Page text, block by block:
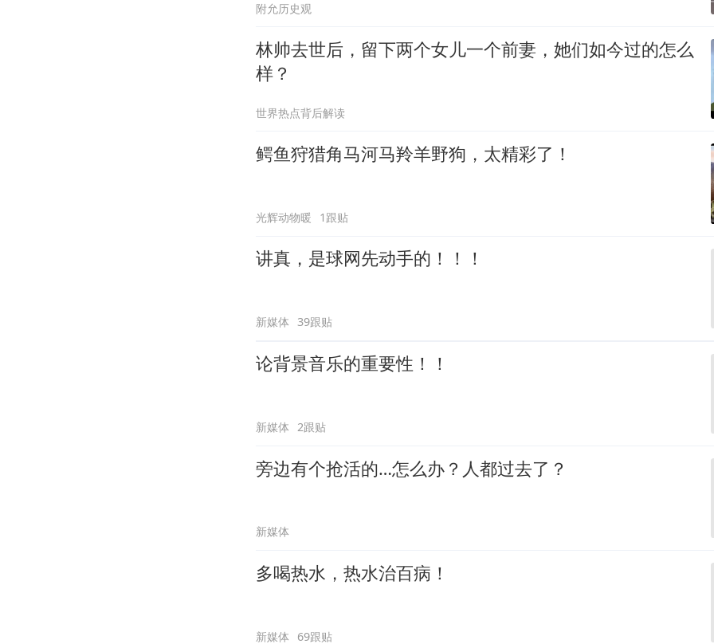
附允历史观
林帅去世后，留下两个女儿一个前妻，她们如今过的怎么
样？
世界热点背后解读
鳄鱼狩猎角马河马羚羊野狗，太精彩了！
光辉动物暖 1跟贴
讲真，是球网先动手的！！！
新媒体 39跟贴
论背景音乐的重要性！！
新媒体 2跟贴
旁边有个抢活的…怎么办？人都过去了？
新媒体
多喝热水，热水治百病！
新媒体 69跟贴